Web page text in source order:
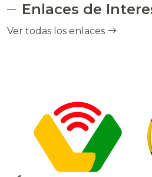
el cobro de peaje a través
usuario.
Enlaces de
Ver todas los enlaces